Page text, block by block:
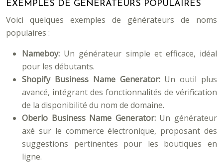
EXEMPLES DE GÉNÉRATEURS POPULAIRES
Voici quelques exemples de générateurs de noms
populaires :
Nameboy: Un générateur simple et efficace, idéal
pour les débutants.
Shopify Business Name Generator: Un outil plus
avancé, intégrant des fonctionnalités de vérification
de la disponibilité du nom de domaine.
Oberlo Business Name Generator: Un générateur
axé sur le commerce électronique, proposant des
suggestions pertinentes pour les boutiques en
ligne.